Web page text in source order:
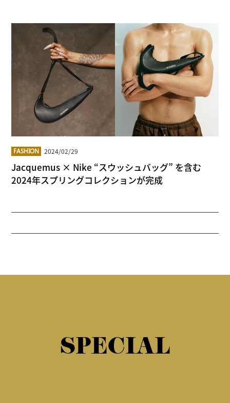
FASHION 2024/02/29
Jacquemus × Nike “スウッシュバッグ” を含む
2024年スプリングコレクションが完成
SPECIAL